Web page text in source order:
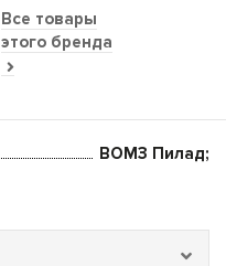
Все товары
этого бренда
ВОМЗ Пилад;